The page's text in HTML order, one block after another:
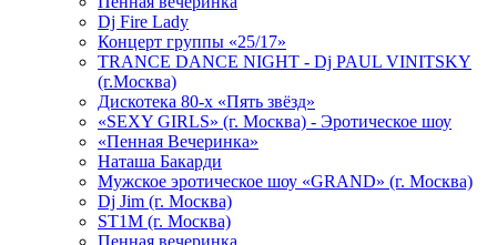
Dj Fire Lady
Концерт группы «25/17»
TRANCE DANCE NIGHT - Dj PAUL VINITSKY
(г.Москва)
Дискотека 80-х «Пять звёзд»
«SEXY GIRLS» (г. Москва) - Эротическое шоу
«Пенная Вечеринка»
Hаташа Бакарди
Мужское эротическое шоу «GRAND» (г. Москва)
Dj Jim (г. Москва)
ST1M (г. Москва)
Пенная вечеринка